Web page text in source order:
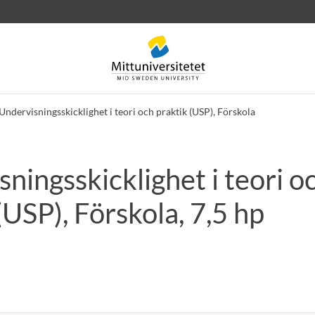
Undervisningsskicklighet i teori och praktik (USP), Förskola
PersonalLediga jobb
i teori
Förskola, 7,5 hp